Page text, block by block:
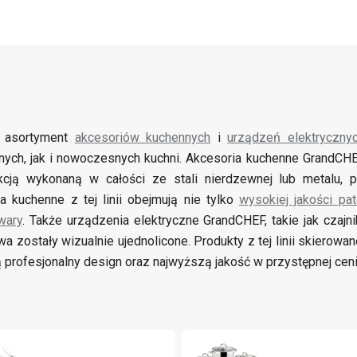
akcesoriów kuchennych iurządzeń
jak i nowoczesnych kuchni. Akcesoria kuchenne
wykonaną w całości ze stali nierdzewnej lub metalu,
kuchenne z tej linii obejmują nie tylko wysokiej jakości
. Także urządzenia elektryczne GrandCHEF, takie jak
zostały wizualnie ujednolicone. Produkty z tej linii
profesjonalny design oraz najwyższą jakość w przystępnej